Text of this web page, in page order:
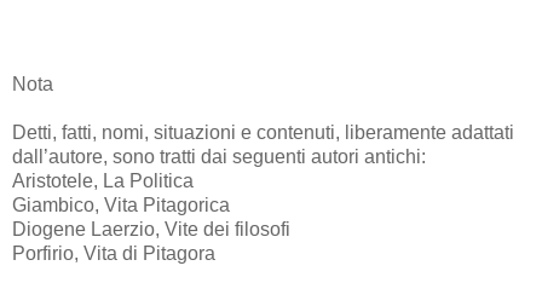
Nota
Detti, fatti, nomi, situazioni e contenuti, liberamente adattati
dall’autore, sono tratti dai seguenti autori antichi:
Aristotele, La Politica
Giambico, Vita Pitagorica
Diogene Laerzio, Vite dei filosofi
Porfirio, Vita di Pitagora